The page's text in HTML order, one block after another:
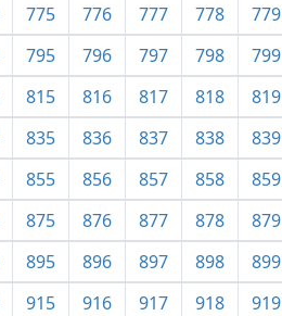
775 776 777 778 779
795 796 797 798 799
815 816 817 818 819
835 836 837 838 839
855 856 857 858 859
875 876 877 878 879
895 896 897 898 899
915 916 917 918 919